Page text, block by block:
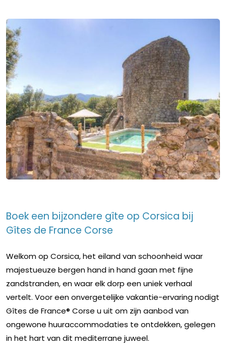
Boek een bijzondere gîte op Corsica bij
Gîtes de France Corse
Welkom op Corsica, het eiland van schoonheid waar
majestueuze bergen hand in hand gaan met fijne
zandstranden, en waar elk dorp een uniek verhaal
vertelt. Voor een onvergetelijke vakantie-ervaring nodigt
Gîtes de France® Corse u uit om zijn aanbod van
ongewone huuraccommodaties te ontdekken, gelegen
in het hart van dit mediterrane juweel.